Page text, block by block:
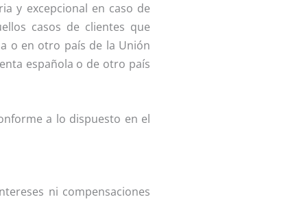
y excepcional en caso de
casos de clientes que
o en otro país de la Unión
española o de otro país
a lo dispuesto en el
ni compensaciones